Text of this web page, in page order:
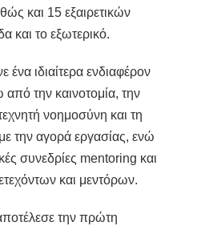
και 15 εξαιρετικών
και το εξωτερικό.
ιδιαίτερα ενδιαφέρον
την καινοτομία, την
νοημοσύνη και τη
την αγορά εργασίας, ενώ
συνεδρίες mentoring και
και μεντόρων.
την πρώτη